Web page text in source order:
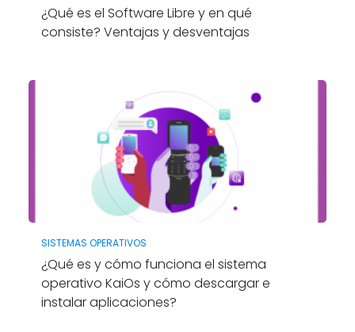
¿Qué es el Software Libre y en qué
consiste? Ventajas y desventajas
SISTEMAS OPERATIVOS
¿Qué es y cómo funciona el sistema
operativo KaiOs y cómo descargar e
instalar aplicaciones?